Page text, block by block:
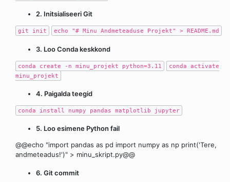
2. Initsialiseeri Git
git init echo "# Minu Andmeteaduse Projekt" > README.md
3. Loo Conda keskkond
conda create -n minu_projekt python=3.11
conda activate
minu_projekt
4. Paigalda teegid
conda install numpy pandas matplotlib jupyter
5. Loo esimene Python fail
@@echo "import pandas as pd import numpy as np print('Tere,
andmeteadus!')" > minu_skript.py@@
6. Git commit